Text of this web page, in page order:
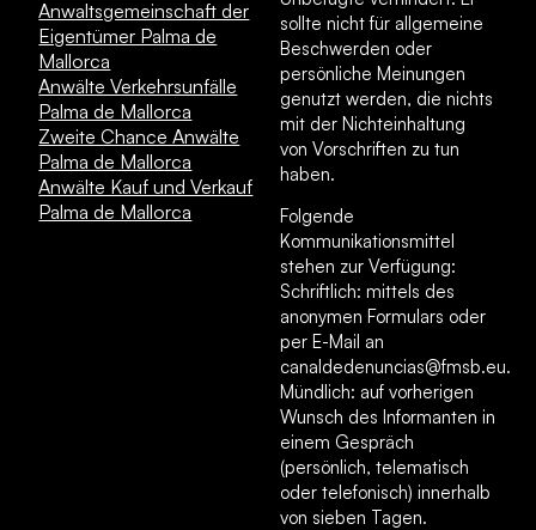
Anwaltsgemeinschaft der
Eigentümer Palma de
Mallorca
Anwälte Verkehrsunfälle
Palma de Mallorca
Zweite Chance Anwälte
Palma de Mallorca
Anwälte Kauf und Verkauf
Palma de Mallorca
sollte nicht für allgemeine
Beschwerden oder
persönliche Meinungen
genutzt werden, die nichts
mit der Nichteinhaltung
von Vorschriften zu tun
haben.
Folgende
Kommunikationsmittel
stehen zur Verfügung:
Schriftlich: mittels des
anonymen Formulars oder
per E-Mail an
canaldedenuncias@fmsb.eu.
Mündlich: auf vorherigen
Wunsch des Informanten in
einem Gespräch
(persönlich, telematisch
oder telefonisch) innerhalb
von sieben Tagen.